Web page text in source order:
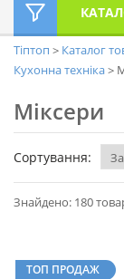
Тіптоп Каталог
Кухонна техніка
Міксери
Сортування:
Знайдено: 180
ТОП ПРОДАЖ